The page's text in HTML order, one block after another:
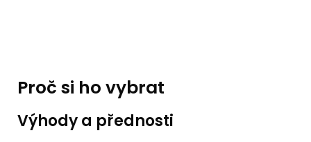
Proč si ho vybrat
Výhody a přednosti